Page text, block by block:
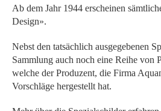
Ab dem Jahr 1944 erscheinen
Design».
Nebst den tatsächlich ausgegebenen
Sammlung auch noch eine Reihe von
welche der Produzent, die Firma
Vorschläge hergestellt hat.